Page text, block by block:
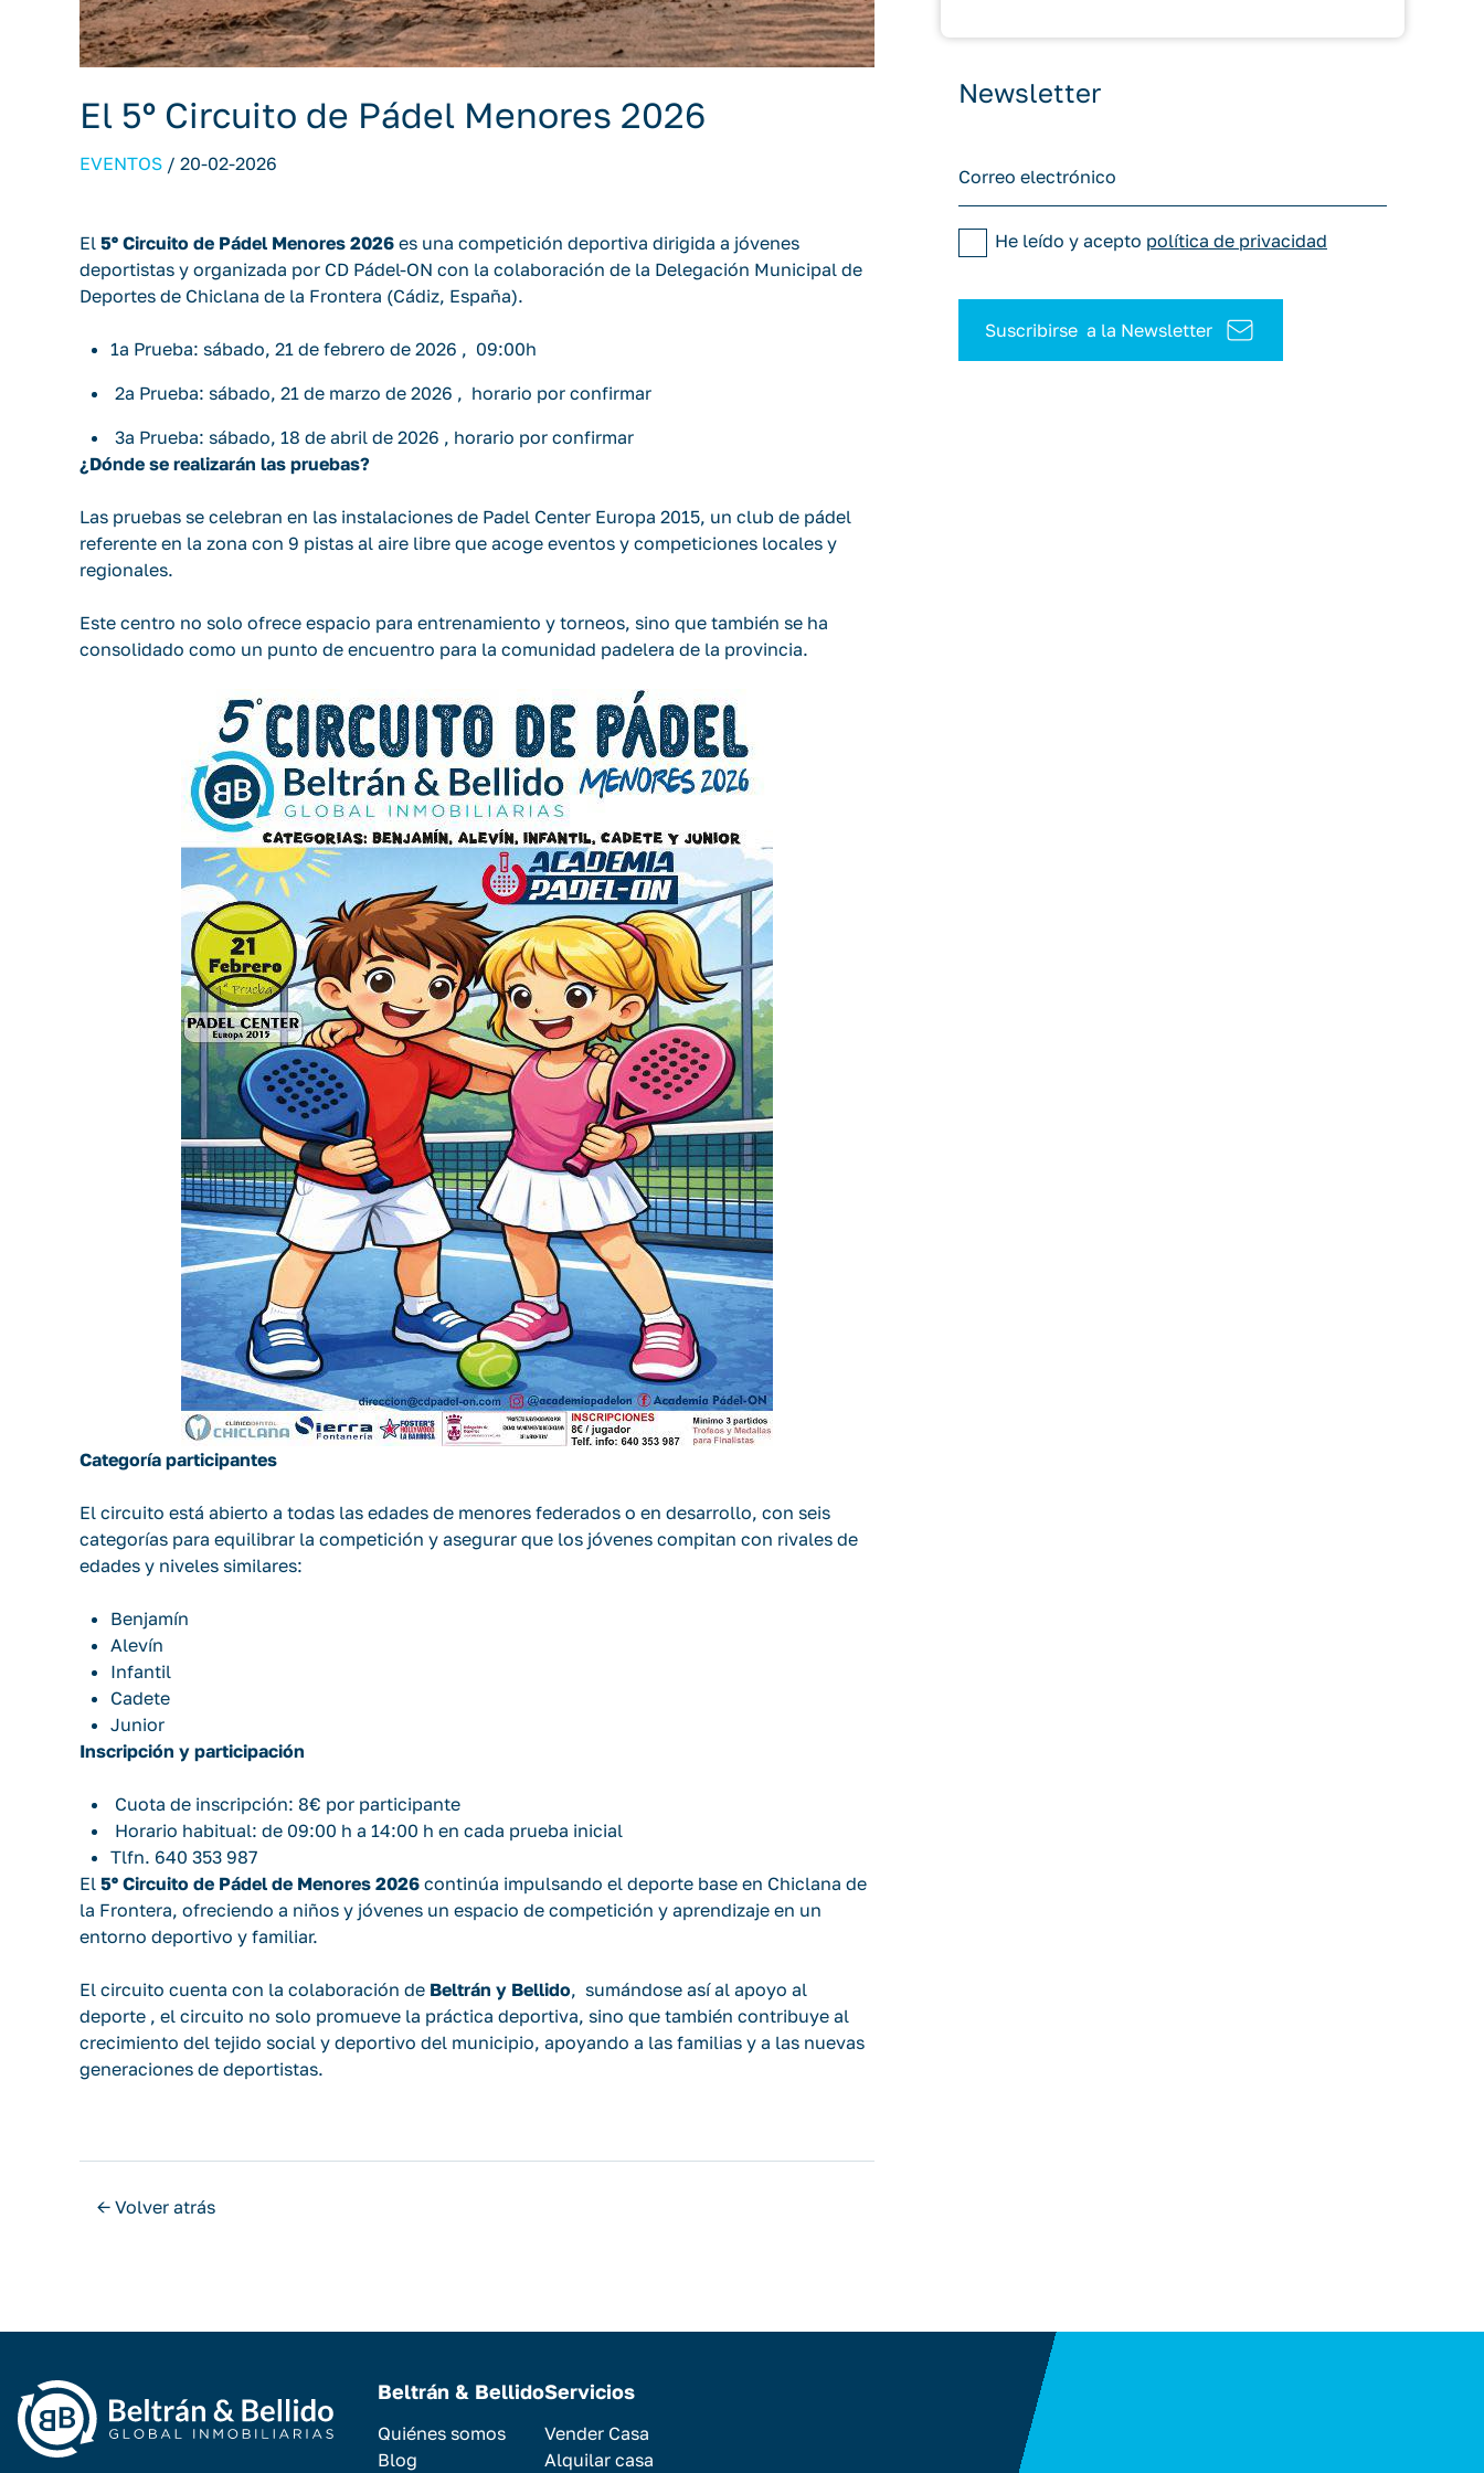
El 5º Circuito de Pádel Menores 2026
EVENTOS / 20-02-2026
El 5º Circuito de Pádel Menores 2026 es una competición deportiva dirigida a jóvenes
deportistas y organizada por CD Pádel-ON con la colaboración de la Delegación Municipal de
Deportes de Chiclana de la Frontera (Cádiz, España).
1ª Prueba: sábado, 21 de febrero de 2026 , 09:00h
2ª Prueba: sábado, 21 de marzo de 2026 , horario por confirmar
3ª Prueba: sábado, 18 de abril de 2026 , horario por confirmar
¿Dónde se realizarán las pruebas?
Las pruebas se celebran en las instalaciones de Padel Center Europa 2015, un club de pádel
referente en la zona con 9 pistas al aire libre que acoge eventos y competiciones locales y
regionales.
Este centro no solo ofrece espacio para entrenamiento y torneos, sino que también se ha
consolidado como un punto de encuentro para la comunidad padelera de la provincia.
Categoría participantes
El circuito está abierto a todas las edades de menores federados o en desarrollo, con seis
categorías para equilibrar la competición y asegurar que los jóvenes compitan con rivales de
edades y niveles similares:
Benjamín
Alevín
Infantil
Cadete
Junior
Inscripción y participación
Cuota de inscripción: 8€ por participante
Horario habitual: de 09:00 h a 14:00 h en cada prueba inicial
Tlfn. 640 353 987
El 5º Circuito de Pádel de Menores 2026 continúa impulsando el deporte base en Chiclana de
la Frontera, ofreciendo a niños y jóvenes un espacio de competición y aprendizaje en un
entorno deportivo y familiar.
El circuito cuenta con la colaboración de Beltrán y Bellido, sumándose así al apoyo al
deporte , el circuito no solo promueve la práctica deportiva, sino que también contribuye al
crecimiento del tejido social y deportivo del municipio, apoyando a las familias y a las nuevas
generaciones de deportistas.
← Volver atrás
Newsletter
He leído y acepto política de privacidad
Beltrán & Bellido
Quiénes somos
Blog
Servicios
Vender Casa
Alquilar casa